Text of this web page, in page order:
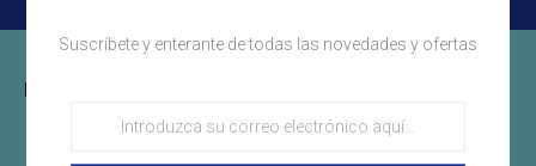
INFORMACIÓN DE CONTACTO
Suscríbete y enterante de todas las novedades y ofertas